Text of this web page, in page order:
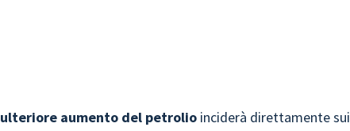
ulteriore aumento del petrolio inciderà direttamente sui